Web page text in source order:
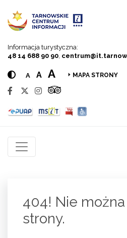
Informacja turystyczna:
48 14 688 90 90
A A A MAPA STRONY
404! Nie
strony.